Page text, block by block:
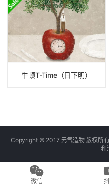
牛顿T-Time（日下明）
Copyright © 2017 元气造物 版权所有
和
微信